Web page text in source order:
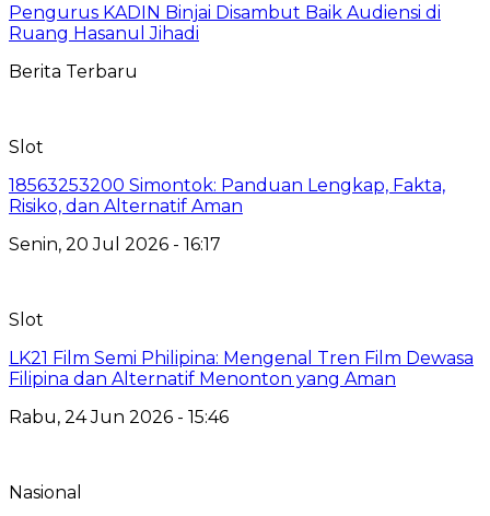
Pengurus KADIN Binjai Disambut Baik Audiensi di
Ruang Hasanul Jihadi
Berita Terbaru
Slot
18563253200 Simontok: Panduan Lengkap, Fakta,
Risiko, dan Alternatif Aman
Senin, 20 Jul 2026 - 16:17
Slot
LK21 Film Semi Philipina: Mengenal Tren Film Dewasa
Filipina dan Alternatif Menonton yang Aman
Rabu, 24 Jun 2026 - 15:46
Nasional